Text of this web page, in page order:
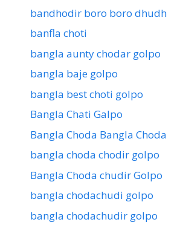
bandhodir boro boro dhudh
banfla choti
bangla aunty chodar golpo
bangla baje golpo
bangla best choti golpo
Bangla Chati Galpo
Bangla Choda Bangla Choda
bangla choda chodir golpo
Bangla Choda chudir Golpo
bangla chodachudi golpo
bangla chodachudir golpo